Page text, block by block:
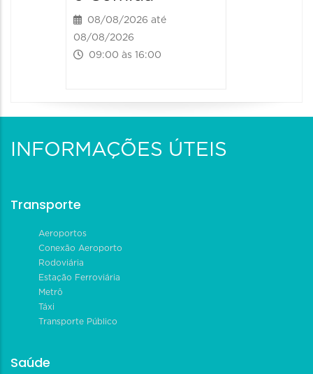
08/08/2026 até
08/08/2026
09:00 às 16:00
INFORMAÇÕES ÚTEIS
Transporte
Aeroportos
Conexão Aeroporto
Rodoviária
Estação Ferroviária
Metrô
Táxi
Transporte Público
Saúde